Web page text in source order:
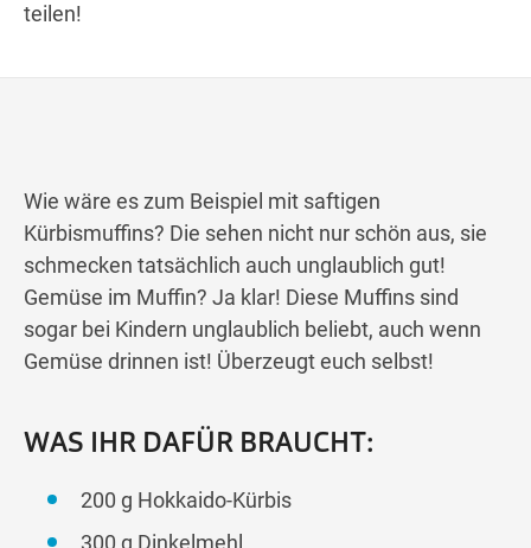
teilen!
Wie wäre es zum Beispiel mit saftigen
Kürbismuffins? Die sehen nicht nur schön aus, sie
schmecken tatsächlich auch unglaublich gut!
Gemüse im Muffin? Ja klar! Diese Muffins sind
sogar bei Kindern unglaublich beliebt, auch wenn
Gemüse drinnen ist! Überzeugt euch selbst!
WAS IHR DAFÜR BRAUCHT:
200 g Hokkaido-Kürbis
300 g Dinkelmehl